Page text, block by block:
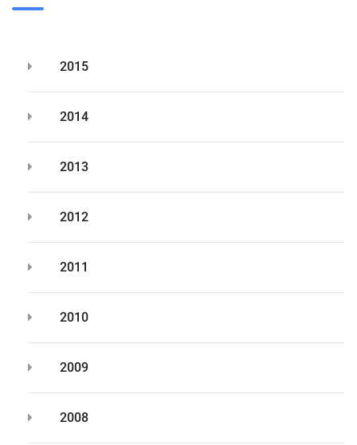
2015
2014
2013
2012
2011
2010
2009
2008